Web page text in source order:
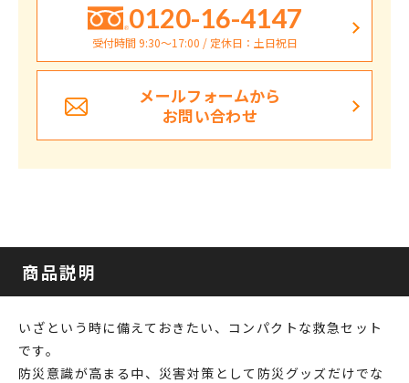
0120-16-4147
受付時間 9:30〜17:00 / 定休日：土日祝日
メールフォームから
お問い合わせ
商品説明
いざという時に備えておきたい、コンパクトな救急セット
です。
防災意識が高まる中、災害対策として防災グッズだけでな